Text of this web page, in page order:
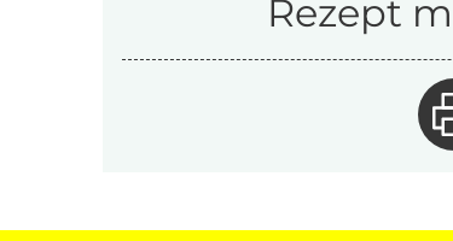
Rezept